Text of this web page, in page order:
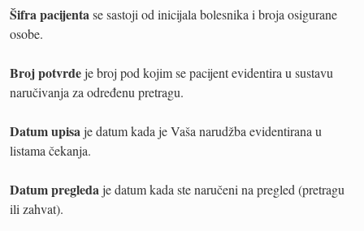
Šifra pacijentase sastoji od inicijala bolesnika i broja osigurane
osobe.
Broj potvrdeje broj pod kojim se pacijent evidentira u sustavu
naručivanja za određenu pretragu.
Datum upisaje datum kada je Vaša narudžba evidentirana u
listama čekanja.
Datum pregledaje datum kada ste naručeni na pregled (pretragu
ili zahvat).